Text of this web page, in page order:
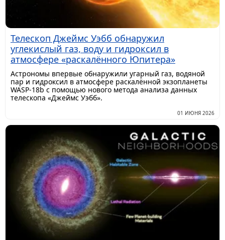
Телескоп Джеймс Уэбб обнаружил
углекислый газ, воду и гидроксил в
атмосфере «раскалённого Юпитера»
Астрономы впервые обнаружили угарный газ, водяной
пар и гидроксил в атмосфере раскалённой экзопланеты
WASP-18b с помощью нового метода анализа данных
телескопа «Джеймс Уэбб».
01 ИЮНЯ 2026